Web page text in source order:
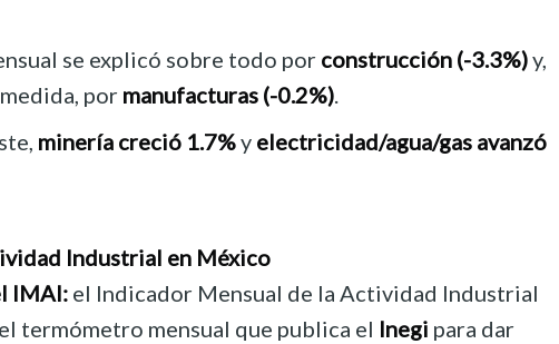
se explicó sobre todo por construcción (-3.3%)y,
por manufacturas (-0.2%).
minería creció 1.7%y electricidad/agua/gas avanzó
Industrial en México
IMAI: el Indicador Mensual de la Actividad Industrial
termómetro mensual que publica el Inegi para dar